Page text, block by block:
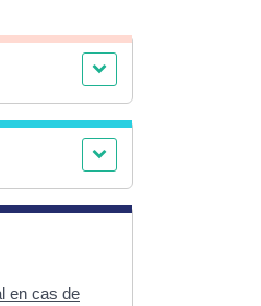
en cas de